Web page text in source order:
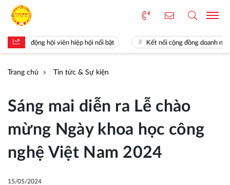
động hội viên hiệp hội nổi bật Kết nối cộng đồng doanh nghiệp
Trang chủ Tin tức & Sự kiện
Sáng mai diễn ra Lễ chào
mừng Ngày khoa học công
nghệ Việt Nam 2024
15/05/2024